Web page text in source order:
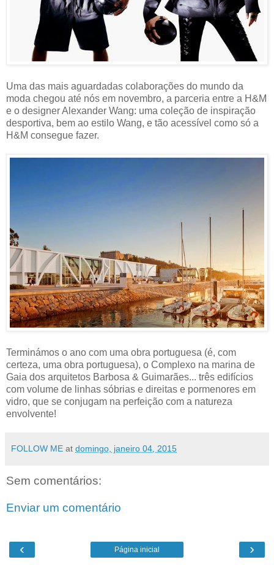
Uma das mais aguardadas colaborações do mundo da
moda chegou até nós em novembro, a parceria entre a H&M
e o designer Alexander Wang: uma coleção de inspiração
desportiva, bem ao estilo Wang, e tão acessível como só a
H&M consegue fazer.
Terminámos o ano com uma obra portuguesa (é, com
certeza, uma obra portuguesa), o Complexo na marina de
Gaia dos arquitetos Barbosa & Guimarães... três edifícios
com volume de linhas sóbrias e direitas e pormenores em
vidro, que se conjugam na perfeição com a natureza
envolvente!
FOLLOW ME at domingo, janeiro 04, 2015
Sem comentários:
Enviar um comentário
‹ ›
Página inicial